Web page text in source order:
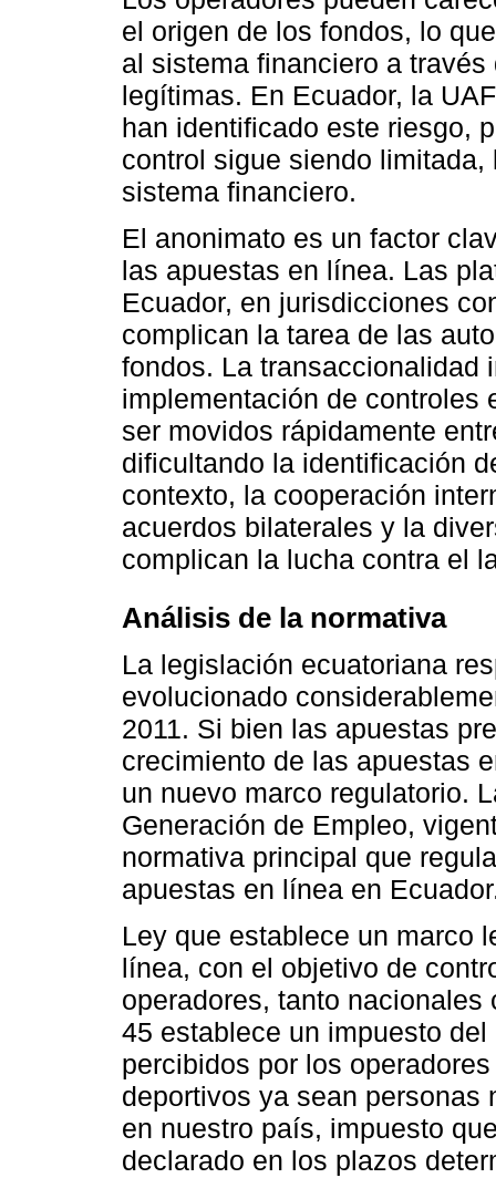
el origen de los fondos, lo
al sistema financiero a
legítimas. En Ecuador, la
han identificado este riesgo,
control sigue siendo
sistema financiero.
El anonimato es un factor
las apuestas en línea. Las
Ecuador, en jurisdicciones
complican la tarea de las
fondos. La transaccionalidad
implementación de controles
ser movidos rápidamente
dificultando la identificación
contexto, la cooperación
acuerdos bilaterales y la
complican la lucha contra el
Análisis de la normativa
La legislación ecuatoriana
evolucionado
2011. Si bien las apuestas
crecimiento de las apuestas
un nuevo marco regulatorio.
Generación de Empleo,
normativa principal que
apuestas en línea en
Ley que establece un marco
línea, con el objetivo de
operadores, tanto
45 establece un impuesto
percibidos por los
deportivos ya sean personas
en nuestro país, impuesto
declarado en los plazos